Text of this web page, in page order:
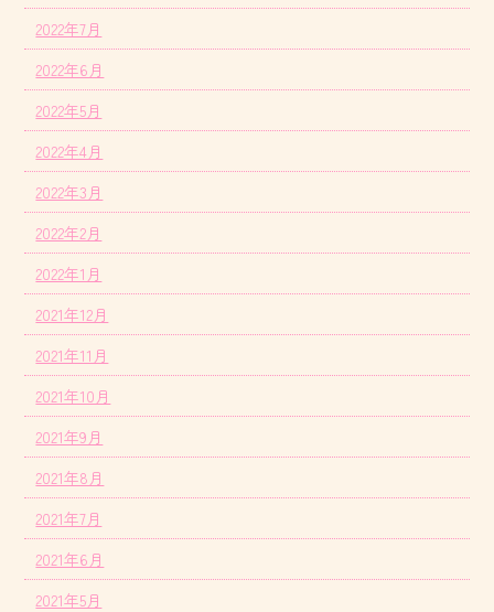
2022年7月
2022年6月
2022年5月
2022年4月
2022年3月
2022年2月
2022年1月
2021年12月
2021年11月
2021年10月
2021年9月
2021年8月
2021年7月
2021年6月
2021年5月